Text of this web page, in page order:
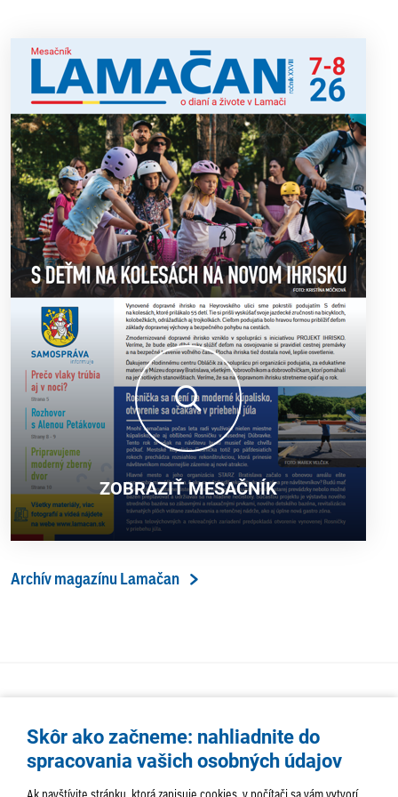
výborný šach aj príjemnú komunitnú atmosféru
ZOBRAZIŤ MESAČNÍK
Archív magazínu Lamačan
Skôr ako začneme: nahliadnite do
spracovania vašich osobných údajov